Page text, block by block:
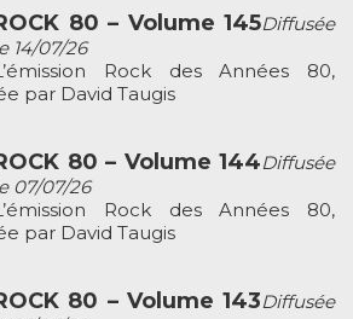
80 – Volume 145Diffusée
14/07/26
Rock des Années 80,
par David Taugis
80 – Volume 144Diffusée
07/07/26
Rock des Années 80,
par David Taugis
80 – Volume 143Diffusée